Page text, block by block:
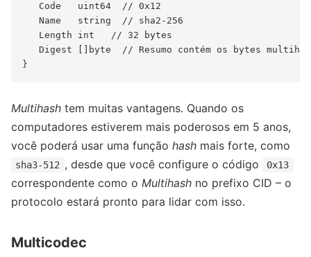
   Code   uint64  // 0x12
   Name   string  // sha2-256
   Length int   // 32 bytes
Digest []byte  // Resumo contém os bytes
Multihash tem muitas vantagens. Quando os
computadores estiverem mais poderosos em 5 anos,
você poderá usar uma função hash mais forte, como
sha3-512 , desde que você configure o código 0x13
correspondente como o Multihash no prefixo CID – o
protocolo estará pronto para lidar com isso.
Multicodec